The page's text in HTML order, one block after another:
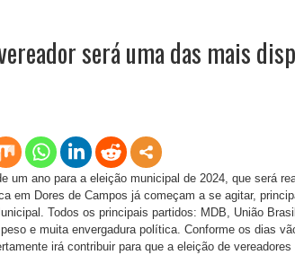
será uma das mais
um ano para a eleição municipal de 2024, que será
em Dores de Campos já começam a se agitar,
Todos os principais partidos: MDB, União
e muita envergadura política. Conforme os dias
irá contribuir para que a eleição de